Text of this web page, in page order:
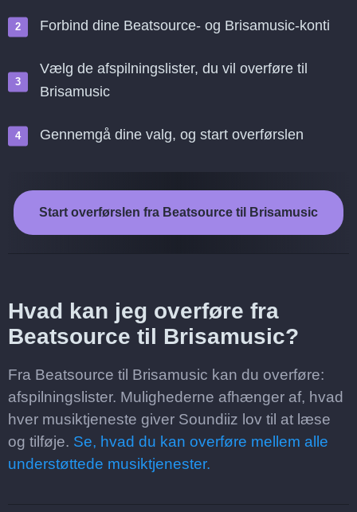
Forbind dine Beatsource- og Brisamusic-konti
Vælg de afspilningslister, du vil overføre til
Brisamusic
Gennemgå dine valg, og start overførslen
Start overførslen fra Beatsource til Brisamusic
Hvad kan jeg overføre fra
Beatsource til Brisamusic?
Fra Beatsource til Brisamusic kan du overføre:
afspilningslister. Mulighederne afhænger af, hvad
hver musiktjeneste giver Soundiiz lov til at læse
og tilføje. Se, hvad du kan overføre mellem alle
understøttede musiktjenester.